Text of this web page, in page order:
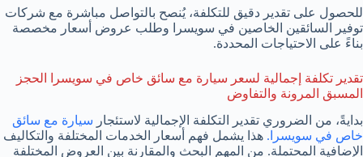
للحصول على تقدير دقيق للتكلفة، يُنصح بالتواصل مباشرة مع شركات
توفير السائقين الخاصين في سويسرا وطلب عروض أسعار مخصصة
بناءً على الاحتياجات المحددة.
تقدير تكلفة إجمالية لسعر سيارة مع سائق خاص في سويسرا الحجز
المسبق المرونة والتفاوض
بدايةً، من الضروري تقدير التكلفة الإجمالية لاستئجار سيارة مع سائق
خاص في سويسرا. هذا يشمل فهم أسعار الخدمات المختلفة والتكاليف
الإضافية المحتملة. من المهم البحث والمقارنة بين العروض المختلفة